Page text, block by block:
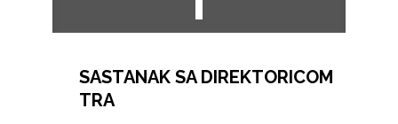
SASTANAK SA DIREKTORICOM
TRA